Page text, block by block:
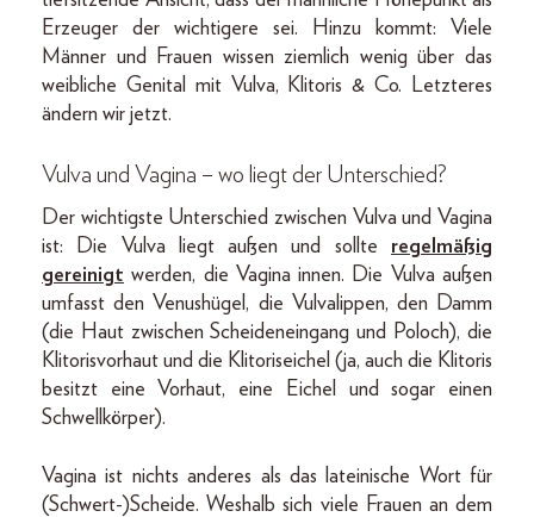
Erzeuger der wichtigere sei. Hinzu kommt: Viele
Männer und Frauen wissen ziemlich wenig über das
weibliche Genital mit Vulva, Klitoris & Co. Letzteres
ändern wir jetzt.
Vulva und Vagina – wo liegt der Unterschied?
Der wichtigste Unterschied zwischen Vulva und Vagina
ist: Die Vulva liegt außen und sollte regelmäßig
gereinigt werden, die Vagina innen. Die Vulva außen
umfasst den Venushügel, die Vulvalippen, den Damm
(die Haut zwischen Scheideneingang und Poloch), die
Klitorisvorhaut und die Klitoriseichel (ja, auch die Klitoris
besitzt eine Vorhaut, eine Eichel und sogar einen
Schwellkörper).
Vagina ist nichts anderes als das lateinische Wort für
(Schwert-)Scheide. Weshalb sich viele Frauen an dem